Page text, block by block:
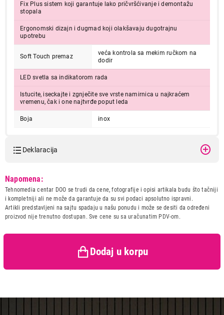
Fix Plus sistem koji garantuje lako pričvršćivanje i demontažu
stopala
Ergonomski dizajn i dugmad koji olakšavaju dugotrajnu
upotrebu
Soft Touch premaz
veća kontrola sa mekim ručkom na
dodir
LED svetla sa indikatorom rada
Istucite, iseckajte i zgnječite sve vrste namirnica u najkraćem
vremenu, čak i one najtvrđe poput leda
Boja inox
Deklaracija
Naziv i vrsta robe:
MIKSER
Uvoznik:
REPRO MARKET doo
Zemlja porekla:
KINA
Prava potrošača:
Zagarantovana sva prava
zaštiti potrošača
Napomena:
Tehnomedia centar DOO se trudi da cene, fotografije i opisi artikala budu što tačniji
i kompletniji ali ne može da garantuje da su svi podaci apsolutno ispravni.
Artikli predstavljeni na sajtu spadaju u našu ponudu i može se desiti da određeni
proizvod nije trenutno dostupan. Sve cene su sa uračunatim PDV-om.
Dodaj u korpu
MIKSERI
CECOTEC Power TitanBlack 1200 XL
Proizvod je dodat u korpu.
Nastavi kupovinu